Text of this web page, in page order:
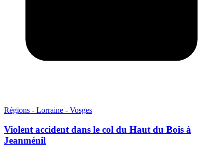
Régions - Lorraine - Vosges
Violent accident dans le col du Haut du Bois à
Jeanménil